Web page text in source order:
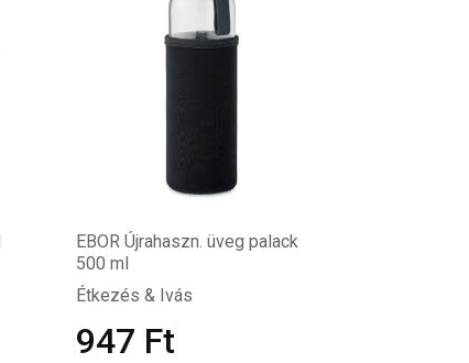
EBOR Újrahaszn. üveg palack
500 ml
Étkezés & Ivás
947 Ft